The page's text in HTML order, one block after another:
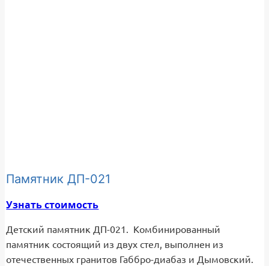
Памятник ДП-021
Узнать стоимость
Детский памятник ДП-021. Комбинированный
памятник состоящий из двух стел, выполнен из
отечественных гранитов Габбро-диабаз и Дымовский.